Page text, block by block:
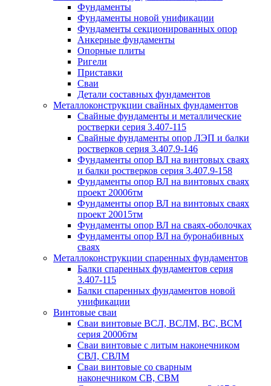
Фундаменты
Фундаменты новой унификации
Фундаменты секционированных опор
Анкерные фундаменты
Опорные плиты
Ригели
Приставки
Сваи
Детали составных фундаментов
Металлоконструкции свайных фундаментов
Свайные фундаменты и металлические
ростверки серия 3.407-115
Свайные фундаменты опор ЛЭП и балки
ростверков серия 3.407.9-146
Фундаменты опор ВЛ на винтовых сваях
и балки ростверков серия 3.407.9-158
Фундаменты опор ВЛ на винтовых сваях
проект 20006тм
Фундаменты опор ВЛ на винтовых сваях
проект 20015тм
Фундаменты опор ВЛ на сваях-оболочках
Фундаменты опор ВЛ на буронабивных
сваях
Металлоконструкции спаренных фундаментов
Балки спаренных фундаментов серия
3.407-115
Балки спаренных фундаментов новой
унификации
Винтовые сваи
Сваи винтовые ВСЛ, ВСЛМ, ВС, ВСМ
серия 20006тм
Сваи винтовые с литым наконечником
СВЛ, СВЛМ
Сваи винтовые со сварным
наконечником СВ, СВМ